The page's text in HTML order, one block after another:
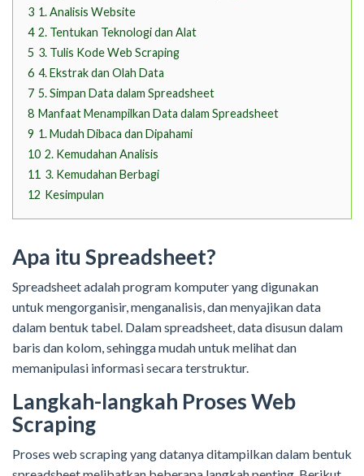
3 1. Analisis Website
4 2. Tentukan Teknologi dan Alat
5 3. Tulis Kode Web Scraping
6 4. Ekstrak dan Olah Data
7 5. Simpan Data dalam Spreadsheet
8 Manfaat Menampilkan Data dalam Spreadsheet
9 1. Mudah Dibaca dan Dipahami
10 2. Kemudahan Analisis
11 3. Kemudahan Berbagi
12 Kesimpulan
Apa itu Spreadsheet?
Spreadsheet adalah program komputer yang digunakan
untuk mengorganisir, menganalisis, dan menyajikan data
dalam bentuk tabel. Dalam spreadsheet, data disusun dalam
baris dan kolom, sehingga mudah untuk melihat dan
memanipulasi informasi secara terstruktur.
Langkah-langkah Proses Web
Scraping
Proses web scraping yang datanya ditampilkan dalam bentuk